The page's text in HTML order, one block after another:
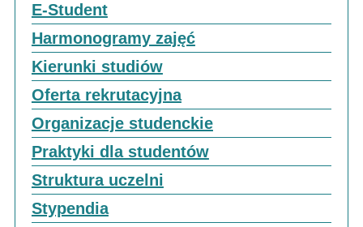
E-Student
Harmonogramy zajęć
Kierunki studiów
Oferta rekrutacyjna
Organizacje studenckie
Praktyki dla studentów
Struktura uczelni
Stypendia